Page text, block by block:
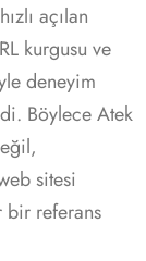
açılan
kurgusu ve
deneyim
Böylece Atek
sitesi
bir referans